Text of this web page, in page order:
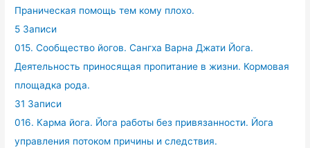
Праническая помощь тем кому плохо.
5 Записи
015. Сообщество йогов. Сангха Варна Джати Йога.
Деятельность приносящая пропитание в жизни. Кормовая
площадка рода.
31 Записи
016. Карма йога. Йога работы без привязанности. Йога
управления потоком причины и следствия.